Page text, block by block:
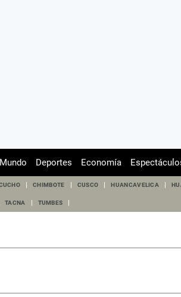
Mundo Deportes Economía
CHIMBOTE CUSCO HUANCAVELICA
TACNA TUMBES